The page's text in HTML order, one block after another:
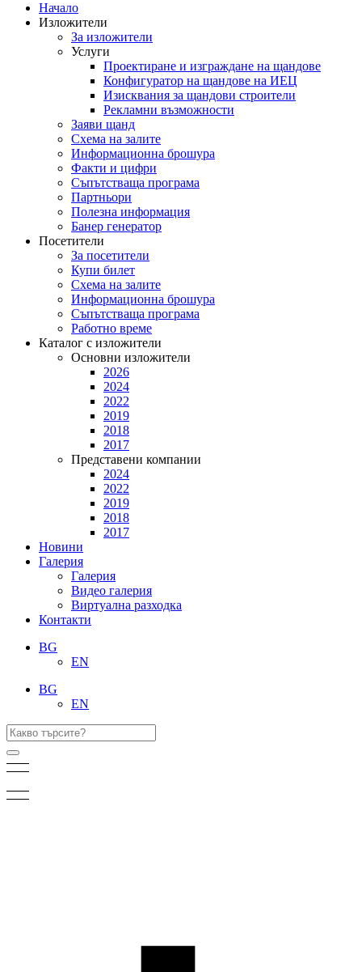
Начало
Изложители
За изложители
Услуги
Проектиране и изграждане на щандове
Конфигуратор на щандове на ИЕЦ
Изисквания за щандови строители
Рекламни възможности
Заяви щанд
Схема на залите
Информационна брошура
Факти и цифри
Съпътстваща програма
Партньори
Полезна информация
Банер генератор
Посетители
За посетители
Купи билет
Схема на залите
Информационна брошура
Съпътстваща програма
Работно време
Каталог с изложители
Основни изложители
2026
2024
2022
2019
2018
2017
Представени компании
2024
2022
2019
2018
2017
Новини
Галерия
Галерия
Видео галерия
Виртуална разходка
Контакти
BG
EN
BG
EN